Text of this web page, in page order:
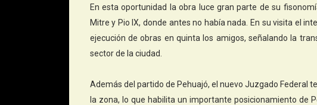
En esta oportunidad la obra luce gran parte de su
Mitre y Pio IX, donde antes no había nada. En su visita el
ejecución de obras en quinta los amigos, señalando la
sector de la ciudad.
Además del partido de Pehuajó, el nuevo Juzgado Federal
la zona, lo que habilita un importante posicionamiento de